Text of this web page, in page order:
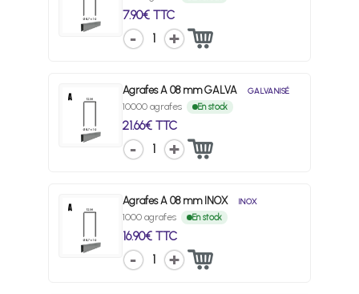
7.90€ TTC
1
Agrafes A 08 mm GALVA GALVANISÉ
10000 agrafes En stock
21.66€ TTC
1
Agrafes A 08 mm INOX INOX
1000 agrafes En stock
16.90€ TTC
1